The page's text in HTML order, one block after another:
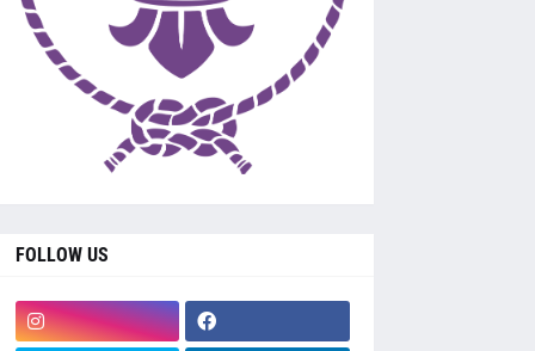
FOLLOW US